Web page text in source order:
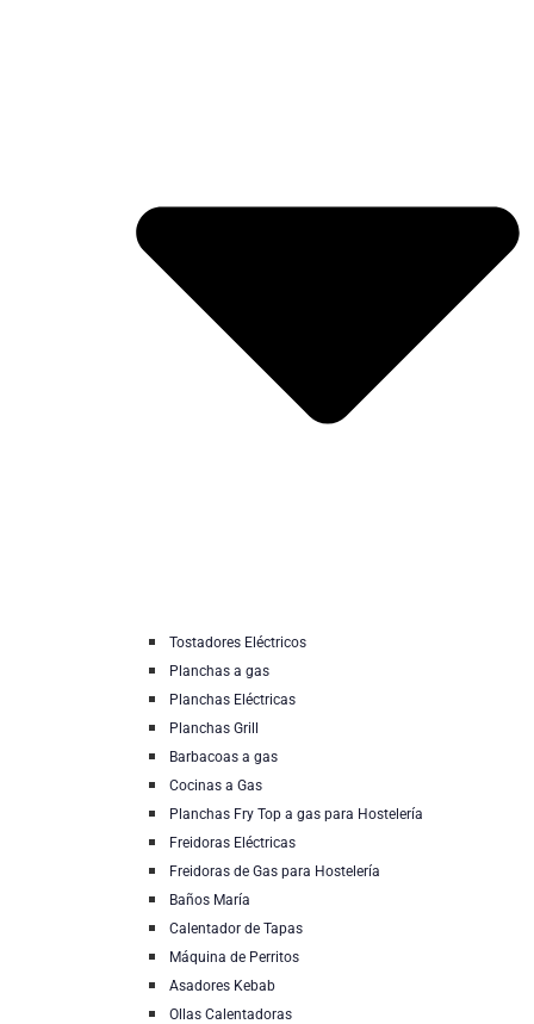
Tostadores Eléctricos
Planchas a gas
Planchas Eléctricas
Planchas Grill
Barbacoas a gas
Cocinas a Gas
Planchas Fry Top a gas para Hostelería
Freidoras Eléctricas
Freidoras de Gas para Hostelería
Baños María
Calentador de Tapas
Máquina de Perritos
Asadores Kebab
Ollas Calentadoras